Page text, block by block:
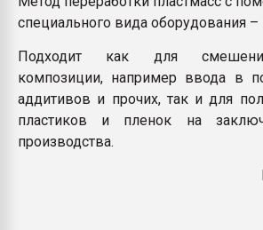
специального вида оборудования –
Подходит как для
композиции, например ввода в
аддитивов и прочих, так и для
пластиков и пленок на
производства.